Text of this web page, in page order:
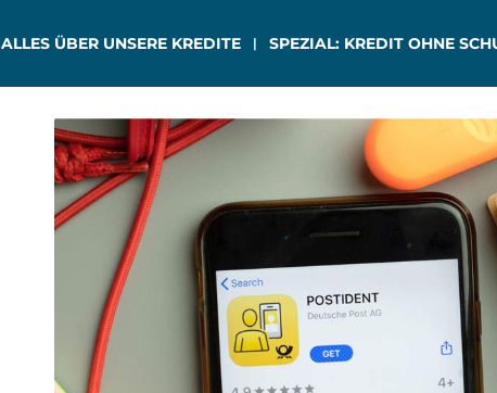
ALLES ÜBER UNSERE KREDITE SPEZIAL: KREDIT OHNE